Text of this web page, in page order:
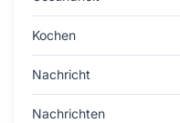
Kochen
Nachricht
Nachrichten